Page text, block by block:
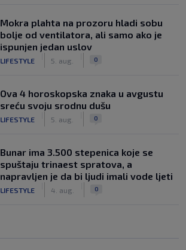
Mokra plahta na prozoru hladi sobu
bolje od ventilatora, ali samo ako je
ispunjen jedan uslov
LIFESTYLE 5. aug. 0
Ova 4 horoskopska znaka u avgustu
sreću svoju srodnu dušu
LIFESTYLE 5. aug. 0
Bunar imа 3.500 stepenica koje se
spuštaju trinaest spratova, a
napravljen je da bi ljudi imali vode ljeti
LIFESTYLE 4. aug. 0